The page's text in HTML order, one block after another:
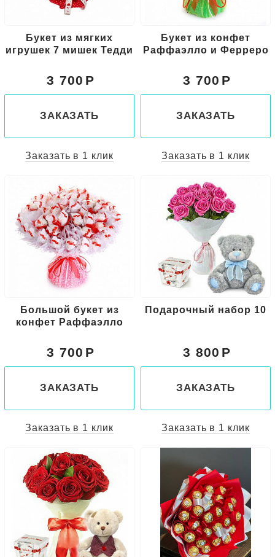
Букет из мягких
игрушек 7 мишек Тедди
3 700
ЗАКАЗАТЬ
Заказать в 1 клик
Букет из конфет
Раффаэлло и Ферреро
3 700
ЗАКАЗАТЬ
Заказать в 1 клик
Большой букет из
конфет Раффаэлло
3 700
ЗАКАЗАТЬ
Заказать в 1 клик
Подарочный набор 10
3 800
ЗАКАЗАТЬ
Заказать в 1 клик